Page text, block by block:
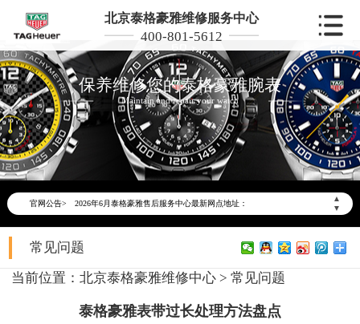
北京泰格豪雅维修服务中心
400-801-5612
保养维修您的泰格豪雅腕表
Maintain and repair your watch
官网公告>
▲
▼
2026年6月泰格豪雅北京市售后服务网络优化升级公告
2026年6月北京市泰格豪雅官方售后客户服务热线：400-801-5612
2026年6月泰格豪雅售后服务中心最新网点地址：
北京市东城区东长安街1号东方广场写字楼W3座6层602室（需提前预约）
北京市朝阳区建国门外大街甲6号华熙国际中心写字楼D座11层1102室（需提前预约）
节假日正常营业！
常见问题
当前位置： 北京泰格豪雅维修中心 > 常见问题
泰格豪雅表带过长处理方法盘点